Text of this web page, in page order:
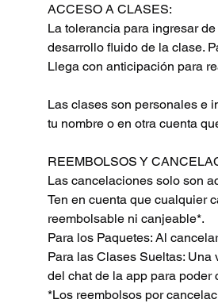
ACCESO A CLASES:
La tolerancia para ingresar
desarrollo fluido de la clase.
Llega con anticipación para
Las clases son personales e
tu nombre o en otra cuenta
REEMBOLSOS Y
Las cancelaciones solo son
Ten en cuenta que cualquier
reembolsable ni canjeable*.
Para los Paquetes: Al
Para las Clases Sueltas:
del chat de la app para poder
*Los reembolsos por